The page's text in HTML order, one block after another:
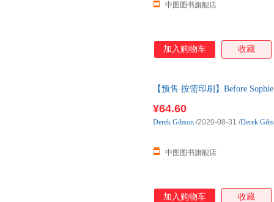
中图图书旗舰店
加入购物车 收藏
【预售 按需印刷】Before
¥64.60
中图图书旗舰店
Derek Gibson /2020-08-31 /Derek
加入购物车 收藏